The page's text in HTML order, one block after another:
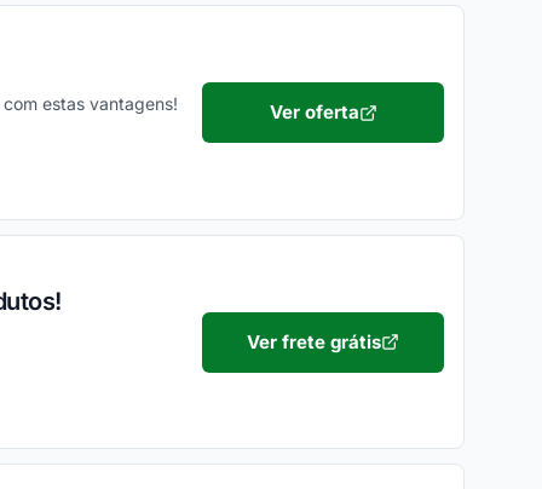
estas vantagens! Ver oferta
Ver frete grátis